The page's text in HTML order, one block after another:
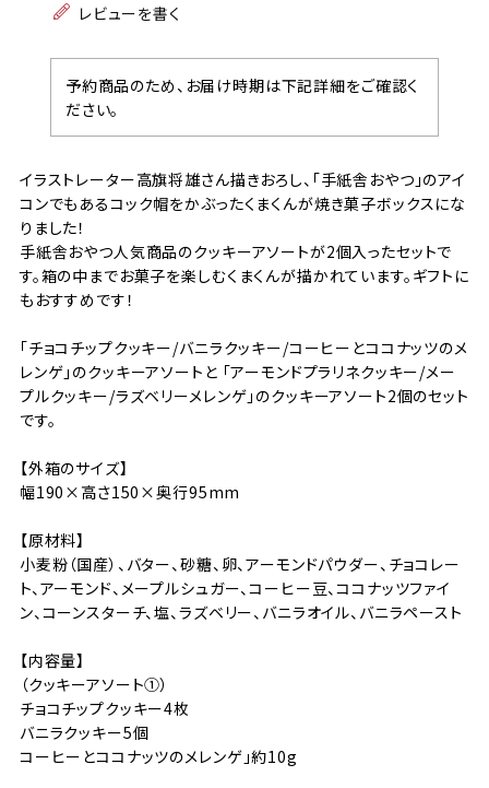
レビューを書く
予約商品のため、お届け時期は下記詳細をご確認く
ださい。
イラストレーター高旗将雄さん描きおろし、「手紙舎おやつ」のアイ
コンでもあるコック帽をかぶったくまくんが焼き菓子ボックスにな
りました！
手紙舎おやつ人気商品のクッキーアソートが2個入ったセットで
す。箱の中までお菓子を楽しむくまくんが描かれています。ギフトに
もおすすめです！
「チョコチップクッキー/バニラクッキー/コーヒーとココナッツのメ
レンゲ」のクッキーアソートと 「アーモンドプラリネクッキー/メー
プルクッキー/ラズベリーメレンゲ」のクッキーアソート2個のセット
です。
【外箱のサイズ】
幅190×高さ150×奥行95mm
【原材料】
小麦粉（国産）、バター、砂糖、卵、アーモンドパウダー、チョコレー
ト、アーモンド、メープルシュガー、コーヒー豆、ココナッツファイ
ン、コーンスターチ、塩、ラズベリー、バニラオイル、バニラペースト
【内容量】
（クッキーアソート①）
チョコチップクッキー4枚
バニラクッキー5個
コーヒーとココナッツのメレンゲ」約10g